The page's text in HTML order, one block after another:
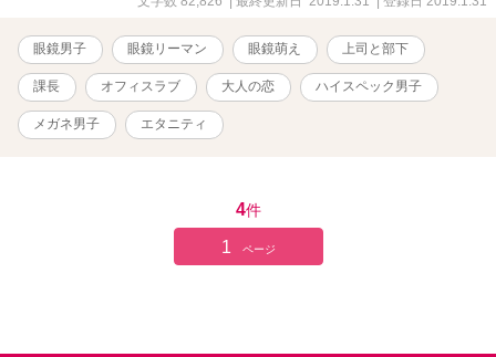
眼鏡男子 眼鏡リーマン 眼鏡萌え 上司と部下
課長 オフィスラブ 大人の恋 ハイスペック男子
メガネ男子 エタニティ
4件
1 ページ